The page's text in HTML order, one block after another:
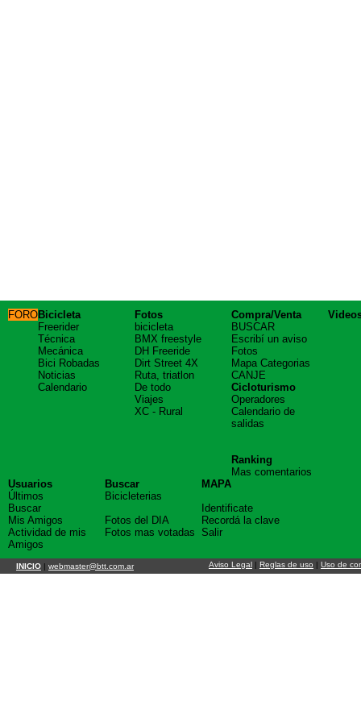
FOROBicicleta
Freerider
Técnica
Mecánica
Bici Robadas
Noticias
Calendario
Fotos
bicicleta
BMX freestyle
DH Freeride
Dirt Street 4X
Ruta, triatlon
De todo
Viajes
XC - Rural
Compra/Venta
BUSCAR
Escribí un aviso
Fotos
Mapa Categorias
CANJE
Cicloturismo
Operadores
Calendario de
salidas
Ranking
Mas comentarios
Usuarios
Últimos
Buscar
Mis Amigos
Actividad de mis
Amigos
Buscar
Bicicleterias
Fotos del DIA
Fotos mas votadas
MAPA
Identificate
Recordá la clave
Salir
INICIO | webmaster@btt.com.ar Aviso Legal | Reglas de uso | Uso de